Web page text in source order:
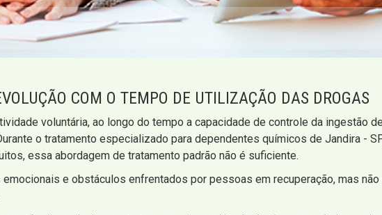
COM O TEMPO DE UTILIZAÇÃO DAS DROGAS
voluntária, ao longo do tempo a capacidade de controle da ingestão
o tratamento especializado para dependentes químicos de Jandira -
essa abordagem de tratamento padrão não é suficiente.
e obstáculos enfrentados por pessoas em recuperação, mas não